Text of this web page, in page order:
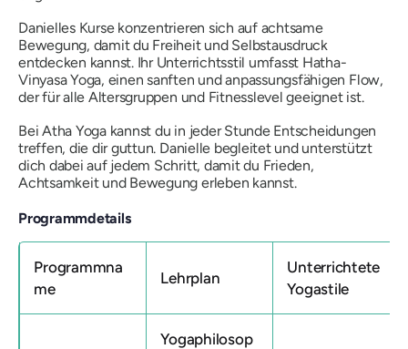
Danielles Kurse konzentrieren sich auf achtsame
Bewegung, damit du Freiheit und Selbstausdruck
entdecken kannst. Ihr Unterrichtsstil umfasst Hatha-
Vinyasa Yoga, einen sanften und anpassungsfähigen Flow,
der für alle Altersgruppen und Fitnesslevel geeignet ist.
Bei Atha Yoga kannst du in jeder Stunde Entscheidungen
treffen, die dir guttun. Danielle begleitet und unterstützt
dich dabei auf jedem Schritt, damit du Frieden,
Achtsamkeit und Bewegung erleben kannst.
Programmdetails
Programmna
me
Lehrplan
Unterrichtete
Yogastile
Yogaphilosop